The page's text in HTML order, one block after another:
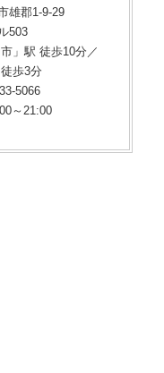
雄郡1-9-29
503
」駅 徒歩10分／
歩3分
5066
～21:00